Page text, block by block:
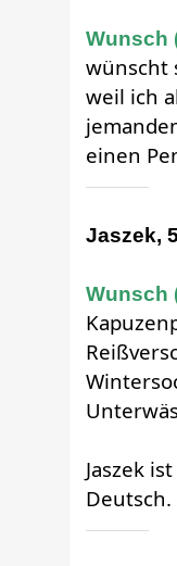
Wunsch
wünscht
weil ich
einen
Jaszek,
Wunsch
Jaszek
Deutsch.